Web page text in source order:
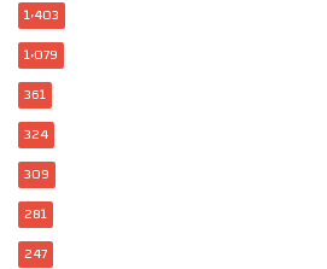
1٬403
1٬079
361
324
309
281
247